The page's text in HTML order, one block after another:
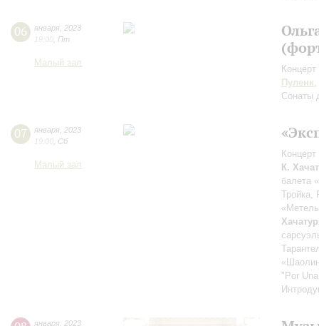
06 января 2023
19:00 Пт
Малый зал
Пуленк,
Сонаты
07 января 2023
19:00 Сб
Малый зал
К.
балета
Тройка,
"Por
января 2023